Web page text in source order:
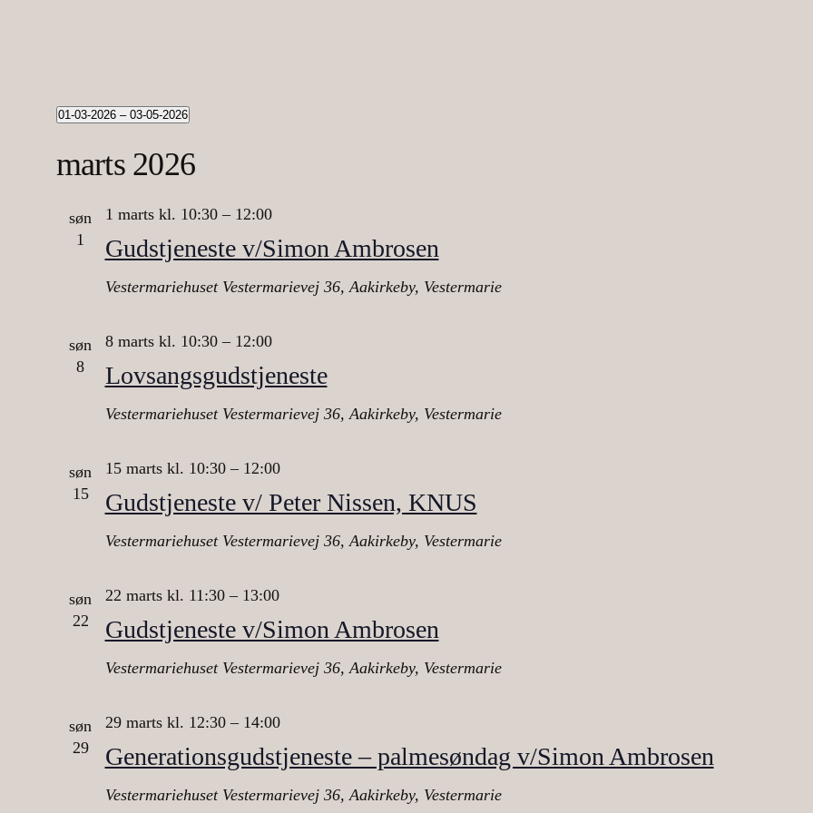
Begivenheder
01-03-2026 – 03-05-2026
dato.
marts 2026
søn
1
Gudstjeneste v/Simon Ambrosen
1 marts kl. 10:30– 12:00
Vestermariehuset Vestermarievej 36, Aakirkeby, Vestermarie
søn
8
Lovsangsgudstjeneste
8 marts kl. 10:30– 12:00
Vestermariehuset Vestermarievej 36, Aakirkeby, Vestermarie
søn
15
Gudstjeneste v/ Peter Nissen, KNUS
15 marts kl. 10:30– 12:00
Vestermariehuset Vestermarievej 36, Aakirkeby, Vestermarie
søn
22
Gudstjeneste v/Simon Ambrosen
22 marts kl. 11:30– 13:00
Vestermariehuset Vestermarievej 36, Aakirkeby, Vestermarie
søn
29
Generationsgudstjeneste – palmesøndag v/Simon Ambrosen
29 marts kl. 12:30– 14:00
Vestermariehuset Vestermarievej 36, Aakirkeby, Vestermarie